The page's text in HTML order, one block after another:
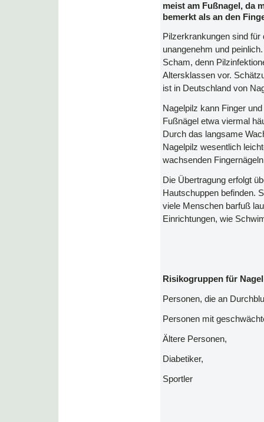
meist am Fußnagel, da
bemerkt als an den
Pilzerkrankungen sind
unangenehm und
Scham, denn
Altersklassen vor.
ist in Deutschland von
Nagelpilz kann Finger
Fußnägel etwa viermal
Durch das langsame
Nagelpilz wesentlich
wachsenden
Die Übertragung erfolgt
Hautschuppen befinden.
viele Menschen barfuß
Einrichtungen, wie
Risikogruppen für
Personen, die an
Personen mit
Ältere Personen,
Diabetiker,
Sportler